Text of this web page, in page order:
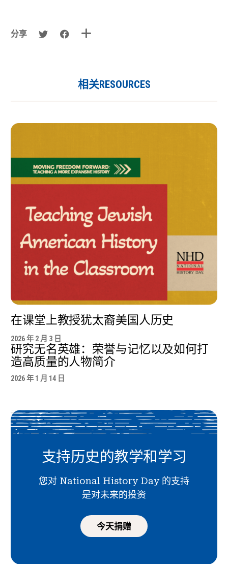
分享
相关RESOURCES
在课堂上教授犹太裔美国人历史
2026 年 2 月 3 日
研究无名英雄：荣誉与记忆以及如何打
造高质量的人物简介
2026 年 1 月 14 日
支持历史的教学和学习
您对 National History Day 的支持
是对未来的投资
今天捐赠